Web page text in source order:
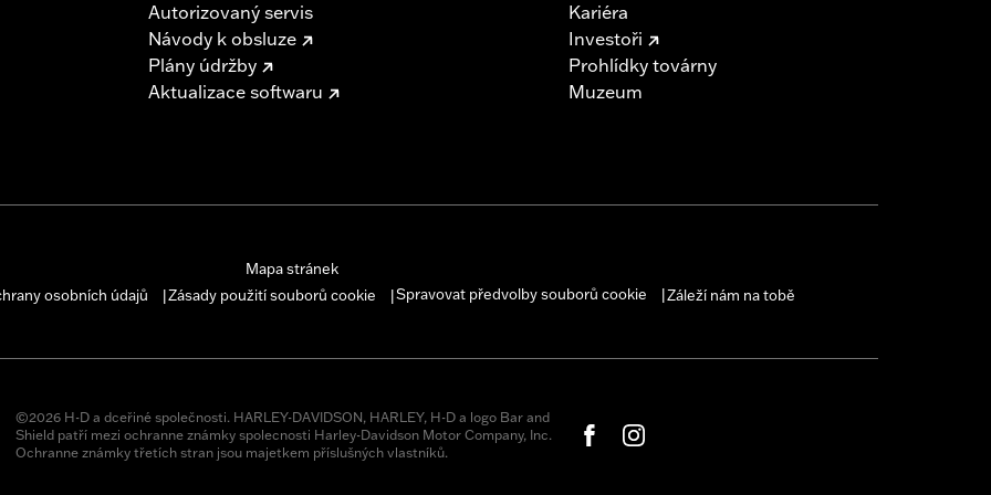
Autorizovaný servis
Návody k obsluze
Plány údržby
Aktualizace softwaru
Kariéra
Investoři
Prohlídky továrny
Muzeum
Mapa stránek
osobních údajů Zásady použití souborů cookie Spravovat předvolby souborů cookie Záleží nám na tobě
©2026 H-D a dceřiné společnosti. HARLEY-DAVIDSON, HARLEY, H-D a logo Bar and
Shield patří mezi ochranne známky spolecnosti Harley-Davidson Motor Company, Inc.
Ochranne známky třetích stran jsou majetkem příslušných vlastníků.